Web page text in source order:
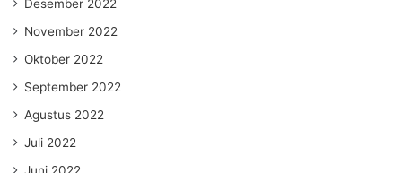
Desember 2022
November 2022
Oktober 2022
September 2022
Agustus 2022
Juli 2022